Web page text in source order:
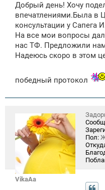
б
щ
н
и
Добрый день! Хочу
впечатлениями.Была в
консультации у Сапега
На все мои вопросы
нас ТФ. Предложили
Надеюсь скоро в этом
победный протокол
VikaAa
Пол: